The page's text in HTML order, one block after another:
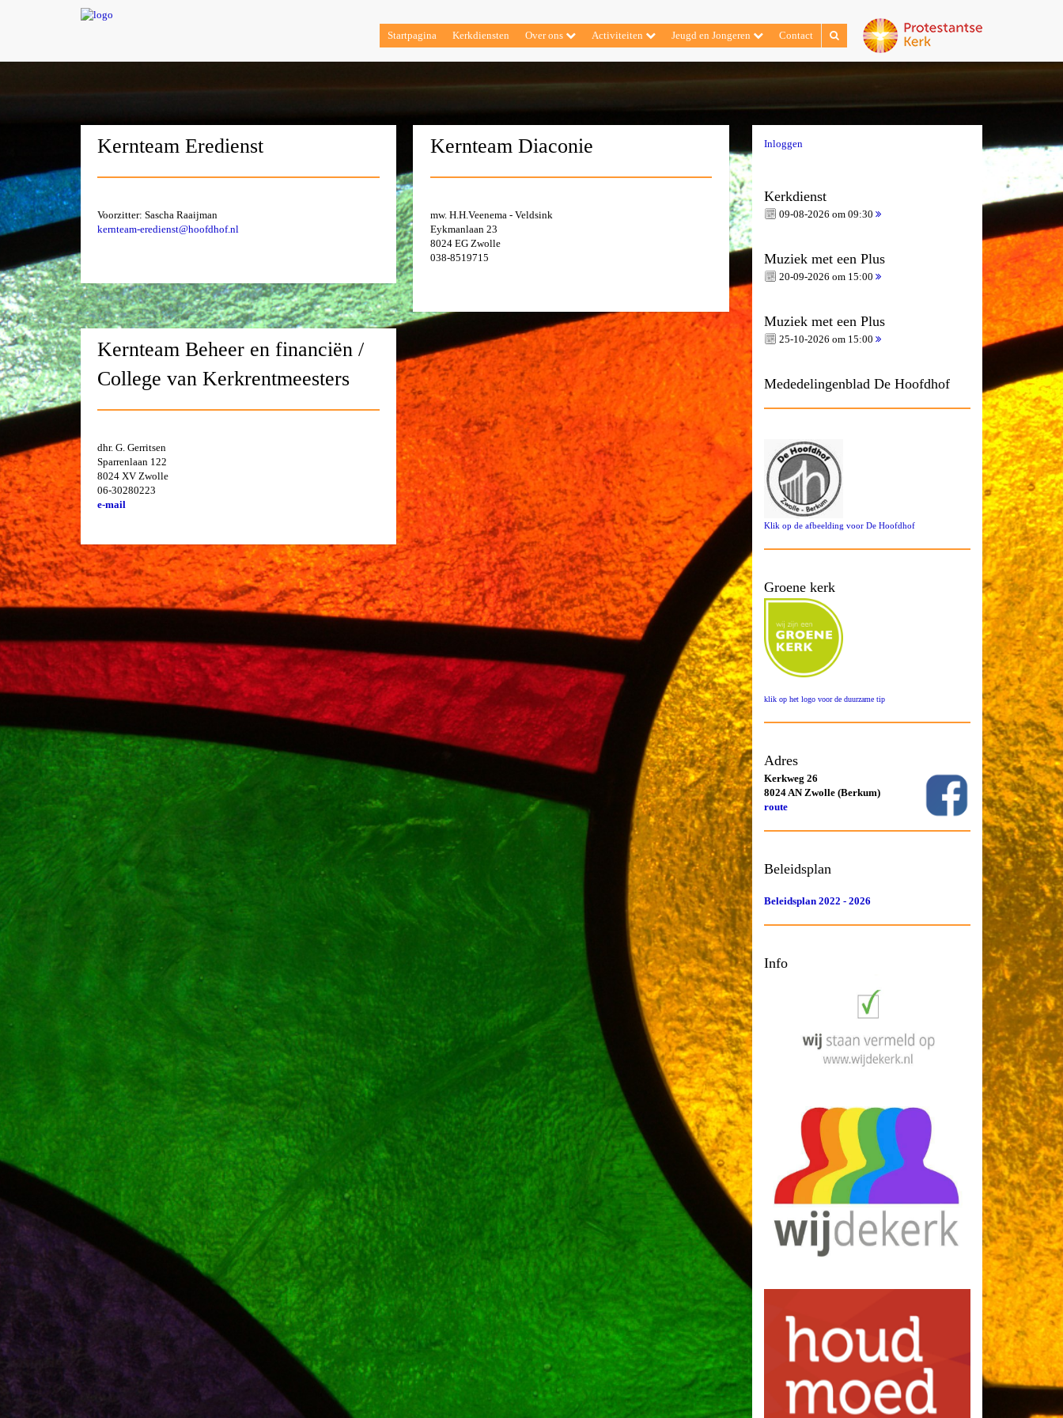
Startpagina Kerkdiensten Over ons Activiteiten Jeugd en Jongeren Contact
Kernteam Eredienst
Voorzitter: Sascha Raaijman
kernteam-eredienst@hoofdhof.nl
Kernteam Diaconie
mw. H.H.Veenema - Veldsink
Eykmanlaan 23
8024 EG Zwolle
038-8519715
Kernteam Beheer en financiën /
College van Kerkrentmeesters
dhr. G. Gerritsen
Sparrenlaan 122
8024 XV Zwolle
06-30280223
e-mail
Inloggen
Kerkdienst
09-08-2026 om 09:30
Muziek met een Plus
20-09-2026 om 15:00
Muziek met een Plus
25-10-2026 om 15:00
Mededelingenblad De Hoofdhof
Klik op de afbeelding voor De Hoofdhof
Groene kerk
klik op het logo voor de duurzame tip
Adres
Kerkweg 26
8024 AN Zwolle (Berkum)
route
Beleidsplan
Beleidsplan 2022 - 2026
Info